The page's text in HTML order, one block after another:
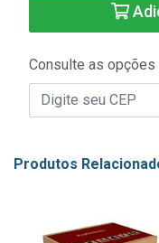
Consulte as opções
Produtos